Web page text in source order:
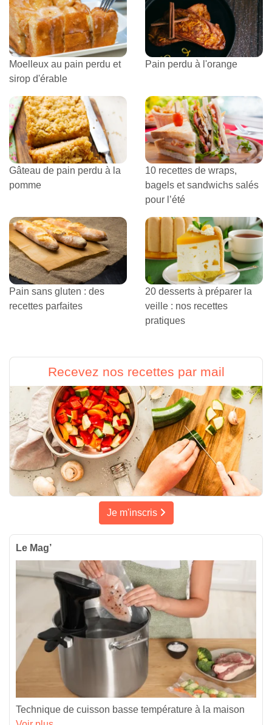
Moelleux au pain perdu et
sirop d'érable
Pain perdu à l'orange
Gâteau de pain perdu à la
pomme
10 recettes de wraps,
bagels et sandwichs salés
pour l’été
Pain sans gluten : des
recettes parfaites
20 desserts à préparer la
veille : nos recettes
pratiques
Recevez nos recettes par mail
Je m'inscris
Le Mag’
Technique de cuisson basse température à la maison